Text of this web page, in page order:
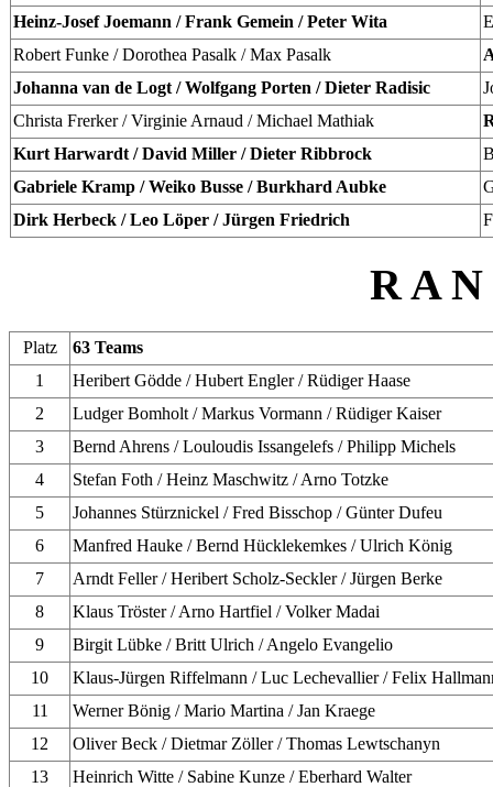
Heinz-Josef Joemann / Frank Gemein / Peter Wita
Robert Funke / Dorothea Pasalk / Max Pasalk
Johanna van de Logt / Wolfgang Porten / Dieter Radisic
Christa Frerker / Virginie Arnaud / Michael Mathiak
Kurt Harwardt / David Miller / Dieter Ribbrock
Gabriele Kramp / Weiko Busse / Burkhard Aubke
Dirk Herbeck / Leo Löper / Jürgen Friedrich
R A
Platz
63 Teams
1
Heribert Gödde / Hubert Engler / Rüdiger Haase
2
Ludger Bomholt / Markus Vormann / Rüdiger Kaiser
3
Bernd Ahrens / Louloudis Issangelefs / Philipp Michels
4
Stefan Foth / Heinz Maschwitz / Arno Totzke
5
Johannes Stürznickel / Fred Bisschop / Günter Dufeu
6
Manfred Hauke / Bernd Hücklekemkes / Ulrich König
7
Arndt Feller / Heribert Scholz-Seckler / Jürgen Berke
8
Klaus Tröster / Arno Hartfiel / Volker Madai
9
Birgit Lübke / Britt Ulrich / Angelo Evangelio
10
Klaus-Jürgen Riffelmann / Luc Lechevallier / Felix
11
Werner Bönig / Mario Martina / Jan Kraege
12
Oliver Beck / Dietmar Zöller / Thomas Lewtschanyn
13
Heinrich Witte / Sabine Kunze / Eberhard Walter